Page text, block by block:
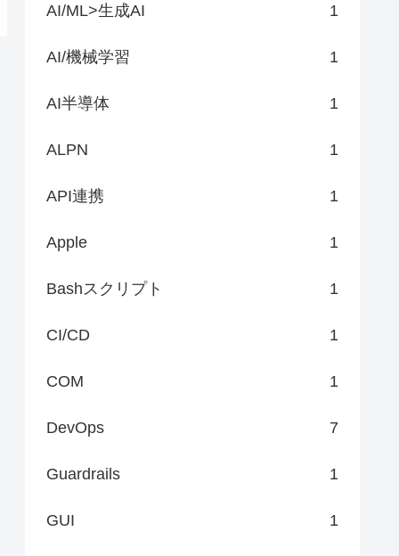
AI/ML>生成AI 1
AI/機械学習 1
AI半導体 1
ALPN 1
API連携 1
Apple 1
Bashスクリプト 1
CI/CD 1
COM 1
DevOps 7
Guardrails 1
GUI 1